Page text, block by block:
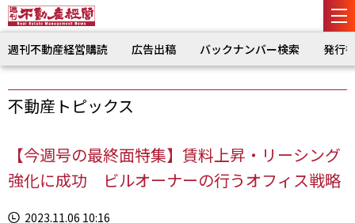
週刊不動産経営購読 広告出稿 バックナンバー検索 発行
不動産トピックス
【今週号の最終面特集】賃料上昇・リーシング
強化に成功 ビルオーナーの行うオフィス戦略
2023.11.06 10:16